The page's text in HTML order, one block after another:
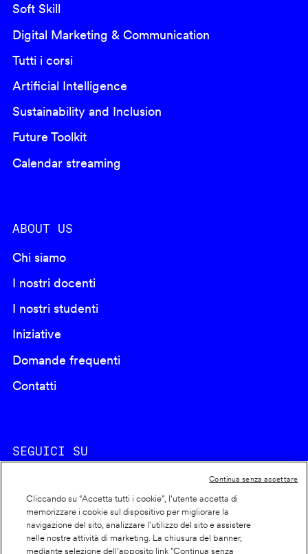
Soft Skill
Digital Marketing & Communication
Tutti i corsi
Artificial Intelligence
Sustainability and Inclusion
Future Toolkit
Calendar streaming
ABOUT US
Chi siamo
I nostri docenti
I nostri studenti
Iniziative
Domande frequenti
Contatti
SEGUICI SU
Cookie policy
Cliccando su “Accetta tutti i cookie”, l'utente accetta di
memorizzare i cookie sul dispositivo per migliorare la
navigazione del sito, analizzare l'utilizzo del sito e assistere
nelle nostre attività di marketing. La chiusura del banner,
mediante selezione dell’apposito link "Continua senza
Continua senza accettare